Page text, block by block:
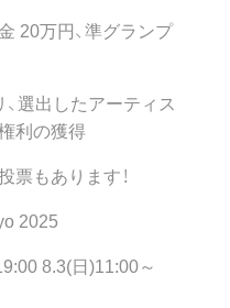
20万円、準グランプ
選出したアーティス
利の獲得
もあります！
2025
8.3(日)11:00～